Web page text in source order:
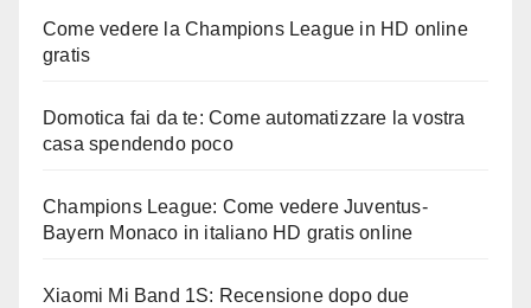
Come vedere la Champions League in HD online
gratis
Domotica fai da te: Come automatizzare la vostra
casa spendendo poco
Champions League: Come vedere Juventus-
Bayern Monaco in italiano HD gratis online
Xiaomi Mi Band 1S: Recensione dopo due